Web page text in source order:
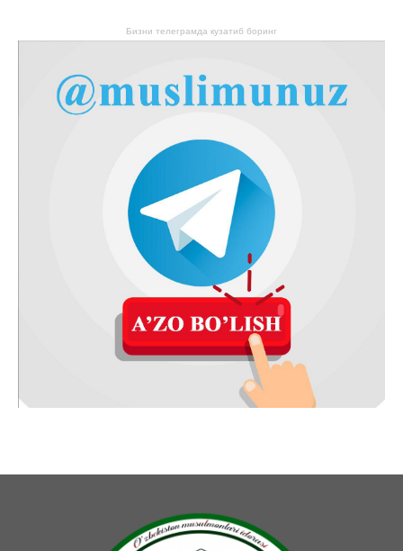
Бизни телеграмда кузатиб боринг